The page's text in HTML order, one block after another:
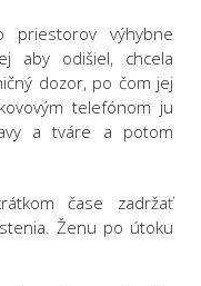
výhybne
aby odišiel, chcela
dozor, po čom jej
telefónom ju
a tváre a potom
čase zadržať
Ženu po útoku